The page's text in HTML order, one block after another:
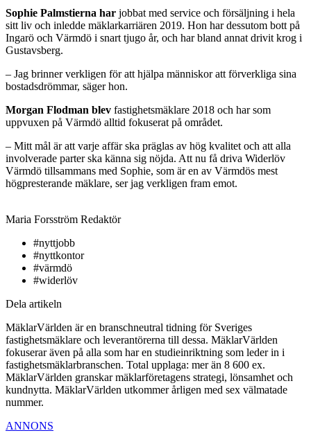
Sophie Palmstierna har jobbat med service och försäljning i hela
sitt liv och inledde mäklarkarriären 2019. Hon har dessutom bott på
Ingarö och Värmdö i snart tjugo år, och har bland annat drivit krog i
Gustavsberg.
– Jag brinner verkligen för att hjälpa människor att förverkliga sina
bostadsdrömmar, säger hon.
Morgan Flodman blev fastighetsmäklare 2018 och har som
uppvuxen på Värmdö alltid fokuserat på området.
– Mitt mål är att varje affär ska präglas av hög kvalitet och att alla
involverade parter ska känna sig nöjda. Att nu få driva Widerlöv
Värmdö tillsammans med Sophie, som är en av Värmdös mest
högpresterande mäklare, ser jag verkligen fram emot.
Maria Forsström Redaktör
#nyttjobb
#nyttkontor
#värmdö
#widerlöv
Dela artikeln
MäklarVärlden är en branschneutral tidning för Sveriges
fastighetsmäklare och leverantörerna till dessa. MäklarVärlden
fokuserar även på alla som har en studieinriktning som leder in i
fastighetsmäklarbranschen. Total upplaga: mer än 8 600 ex.
MäklarVärlden granskar mäklarföretagens strategi, lönsamhet och
kundnytta. MäklarVärlden utkommer årligen med sex välmatade
nummer.
ANNONS